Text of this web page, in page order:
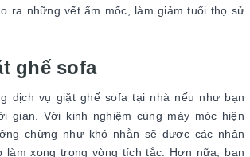
ra những vết ẩm mốc, làm giảm tuổi thọ sử
ghế sofa
dịch vụ giặt ghế sofa tại nhà nếu như bạn
gian. Với kinh nghiệm cùng máy móc hiện
chừng như khó nhằn sẽ được các nhân
làm xong trong vòng tích tắc. Hơn nữa, bạn